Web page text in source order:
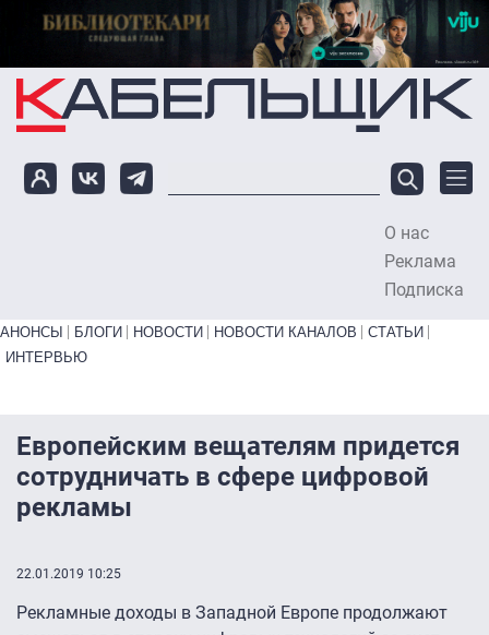
Перейти к основному содержанию
О нас
Реклама
Подписка
Primary links bottom
АНОНСЫ БЛОГИ НОВОСТИ НОВОСТИ КАНАЛОВ
СТАТЬИ
ИНТЕРВЬЮ
Европейским вещателям придется
сотрудничать в сфере цифровой
рекламы
22.01.2019 10:25
Рекламные доходы в Западной Европе продолжают